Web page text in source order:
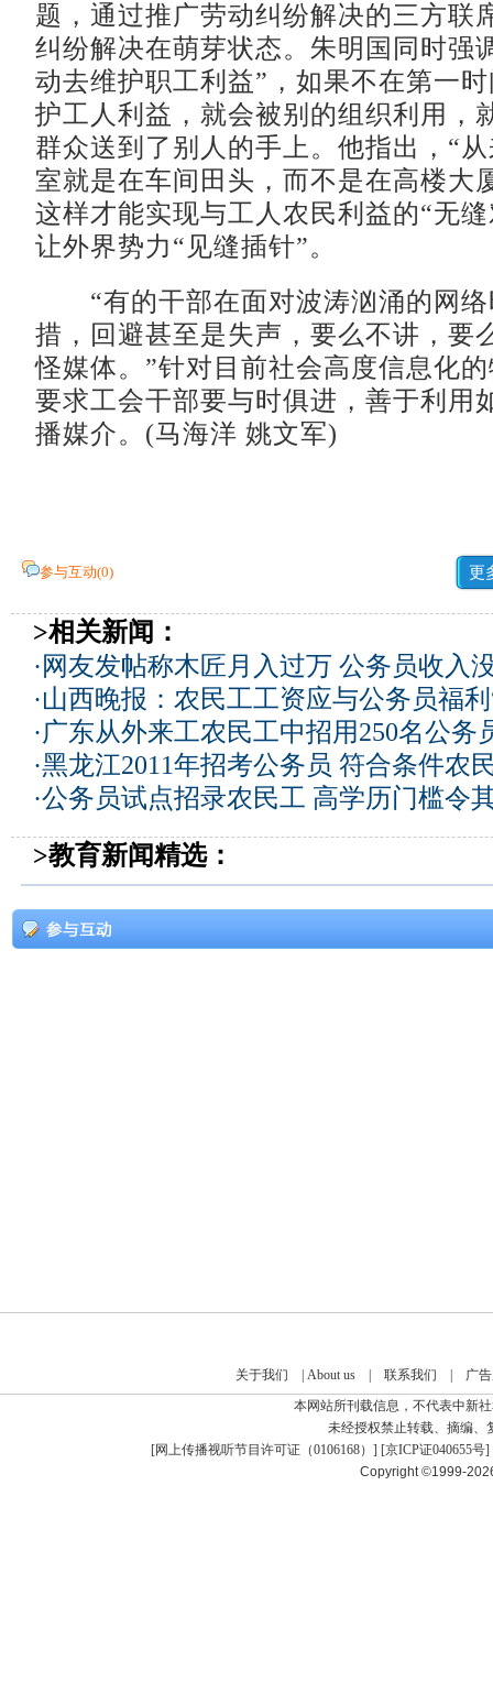
题，通过推广劳动纠纷解决的三方联
纠纷解决在萌芽状态。朱明国同时强
动去维护职工利益”，如果不在第一
护工人利益，就会被别的组织利用，
群众送到了别人的手上。他指出，“
室就是在车间田头，而不是在高楼大
这样才能实现与工人农民利益的“无
让外界势力“见缝插针”。
“有的干部在面对波涛汹涌的网络
措，回避甚至是失声，要么不讲，要
怪媒体。”针对目前社会高度信息化
要求工会干部要与时俱进，善于利用
播媒介。(马海洋 姚文军)
参与互动(0) 更
>相关新闻：
· 网友发帖称木匠月入过万 公务员收入
·山西晚报：农民工工资应与公务员福
·广东从外来工农民工中招用250名公务
·黑龙江2011年招考公务员 符合条件农
·公务员试点招录农民工 高学历门槛令
>教育新闻精选：
关于我们 About us| 联系我们
广
本网站所刊载信息，不代表中新
未经授权禁止转载、摘编、
[网上传播视听节目许可证（0106168） ] [京ICP证040655号]
Copyright ©1999-